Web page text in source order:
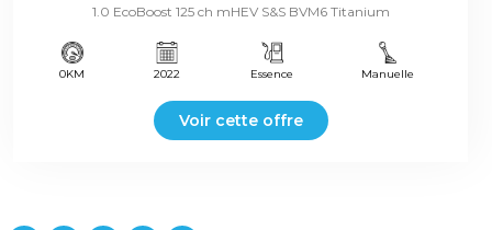
1.0 EcoBoost 125 ch mHEV S&S BVM6 Titanium
0KM 2022 Essence Manuelle
Voir cette offre